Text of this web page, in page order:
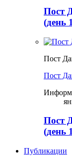
Пост
(день
Пост
Пост
Пост
(день
Публикации